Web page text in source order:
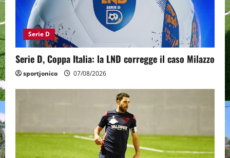
Serie D
Serie D, Coppa Italia: la LND corregge il caso Milazzo
sportjonico 07/08/2026